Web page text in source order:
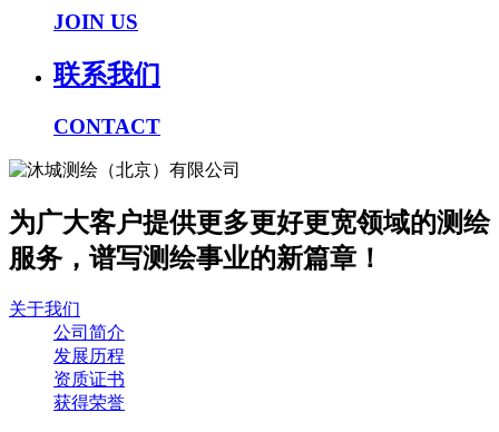
JOIN US
联系我们
CONTACT
为广大客户提供更多更好更宽领域的测绘
服务，谱写测绘事业的新篇章！
关于我们
公司简介
发展历程
资质证书
获得荣誉